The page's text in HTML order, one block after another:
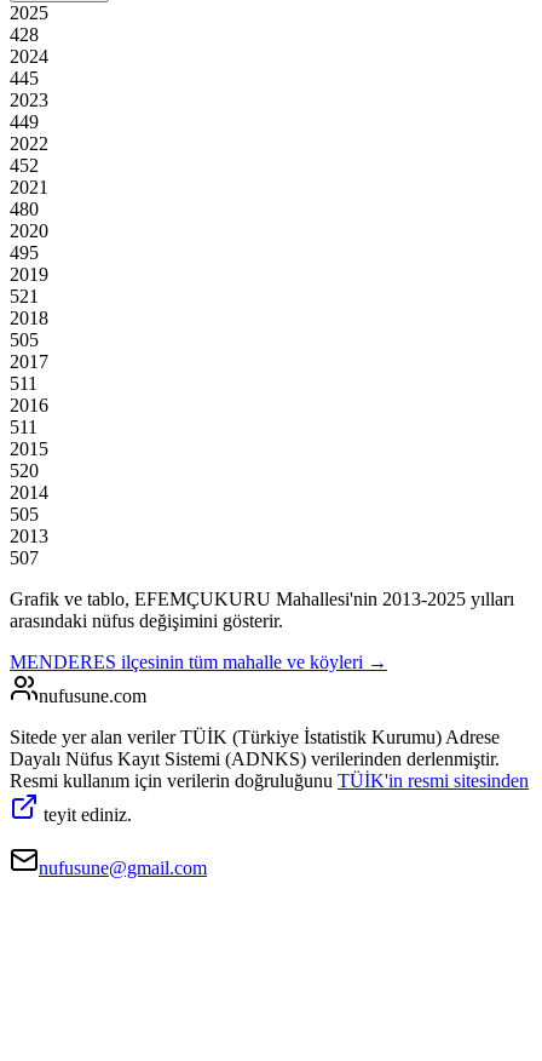
2025
428
2024
445
2023
449
2022
452
2021
480
2020
495
2019
521
2018
505
2017
511
2016
511
2015
520
2014
505
2013
507
Grafik ve tablo, EFEMÇUKURU Mahallesi'nin 2013-2025 yılları
arasındaki nüfus değişimini gösterir.
MENDERES ilçesinin tüm mahalle ve köyleri →
nufusune.com
Sitede yer alan veriler TÜİK (Türkiye İstatistik Kurumu) Adrese
Dayalı Nüfus Kayıt Sistemi (ADNKS) verilerinden derlenmiştir.
Resmi kullanım için verilerin doğruluğunu TÜİK'in resmi sitesinden
teyit ediniz.
nufusune@gmail.com